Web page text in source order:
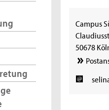
Campus
50678